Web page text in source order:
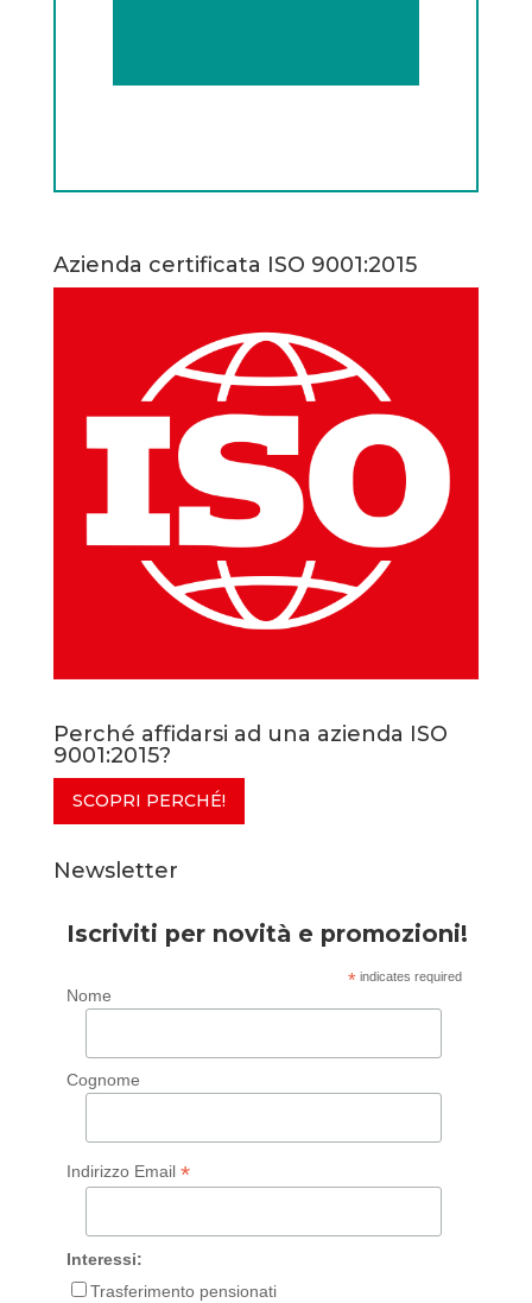
Azienda certificata ISO 9001:2015
Perché affidarsi ad una azienda ISO
9001:2015?
SCOPRI PERCHÉ!
Newsletter
Iscriviti per novità e promozioni!
* indicates required
Nome
Cognome
Indirizzo Email *
Interessi:
Trasferimento pensionati